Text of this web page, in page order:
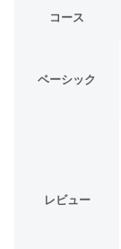
コース
ベーシック
レビュー